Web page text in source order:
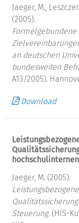
Jaeger, M.,
(2005).
an deutschen
bundesweiten
A13/2005).
Download
Jaeger, M. (2005).
Steuerung. (HIS-